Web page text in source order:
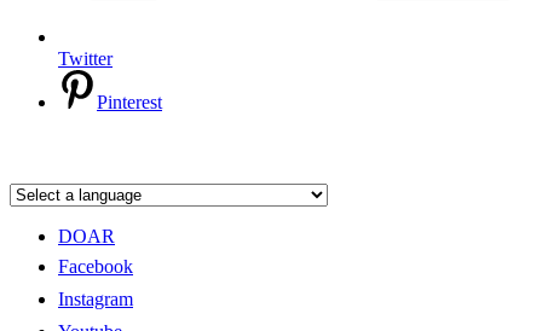
Twitter
Pinterest
DOAR
Facebook
Instagram